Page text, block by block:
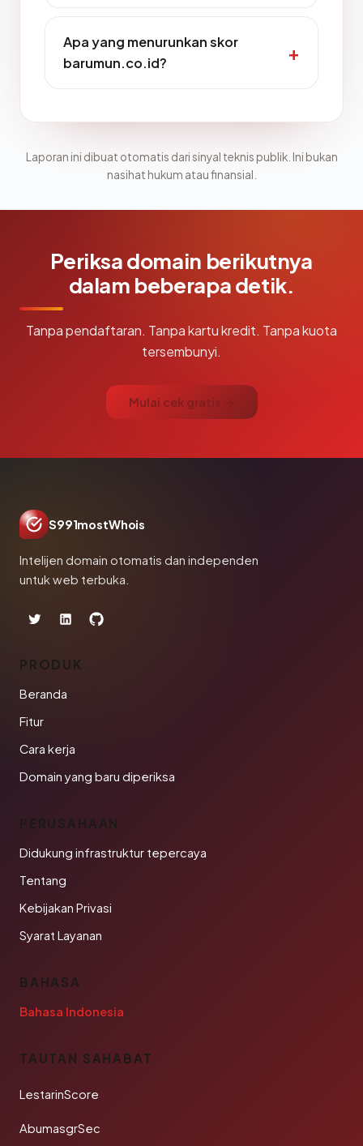
Apa yang menurunkan skor
barumun.co.id?
Laporan ini dibuat otomatis dari sinyal teknis publik. Ini bukan
nasihat hukum atau finansial.
Periksa domain berikutnya
dalam beberapa detik.
Tanpa pendaftaran. Tanpa kartu kredit. Tanpa kuota
tersembunyi.
Mulai cek gratis →
S991mostWhois
Intelijen domain otomatis dan independen
untuk web terbuka.
PRODUK
Beranda
Fitur
Cara kerja
Domain yang baru diperiksa
PERUSAHAAN
Didukung infrastruktur tepercaya
Tentang
Kebijakan Privasi
Syarat Layanan
BAHASA
Bahasa Indonesia
TAUTAN SAHABAT
LestarinScore
AbumasgrSec